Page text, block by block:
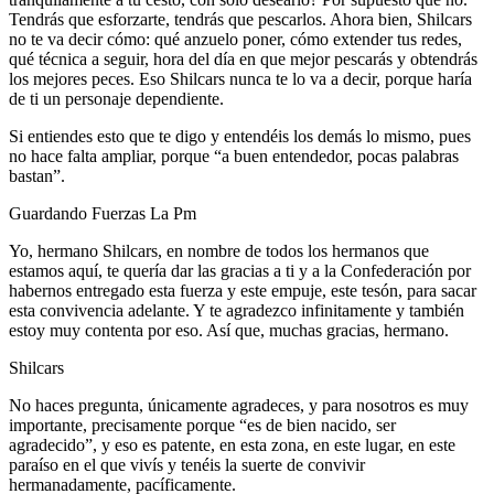
Tendrás que esforzarte, tendrás que pescarlos. Ahora bien, Shilcars
no te va decir cómo: qué anzuelo poner, cómo extender tus redes,
qué técnica a seguir, hora del día en que mejor pescarás y obtendrás
los mejores peces. Eso Shilcars nunca te lo va a decir, porque haría
de ti un personaje dependiente.
Si entiendes esto que te digo y entendéis los demás lo mismo, pues
no hace falta ampliar, porque “a buen entendedor, pocas palabras
bastan”.
Guardando Fuerzas La Pm
Yo, hermano Shilcars, en nombre de todos los hermanos que
estamos aquí, te quería dar las gracias a ti y a la Confederación por
habernos entregado esta fuerza y este empuje, este tesón, para sacar
esta convivencia adelante. Y te agradezco infinitamente y también
estoy muy contenta por eso. Así que, muchas gracias, hermano.
Shilcars
No haces pregunta, únicamente agradeces, y para nosotros es muy
importante, precisamente porque “es de bien nacido, ser
agradecido”, y eso es patente, en esta zona, en este lugar, en este
paraíso en el que vivís y tenéis la suerte de convivir
hermanadamente, pacíficamente.